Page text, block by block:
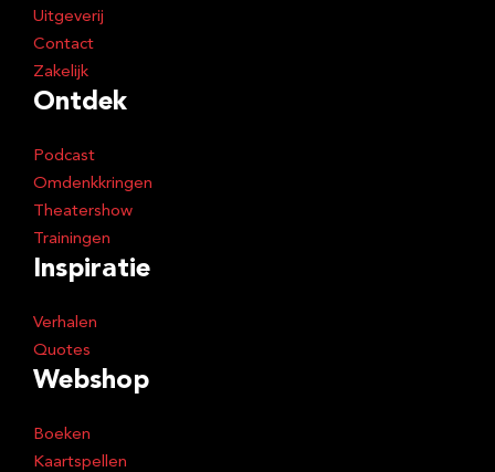
Uitgeverij
Contact
Zakelijk
Ontdek
Podcast
Omdenkkringen
Theatershow
Trainingen
Inspiratie
Verhalen
Quotes
Webshop
Boeken
Kaartspellen